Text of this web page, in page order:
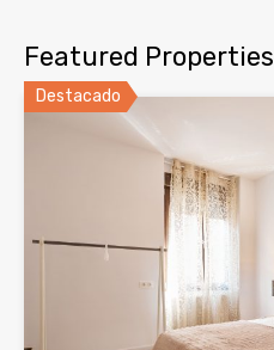
Featured Properties
Destacado